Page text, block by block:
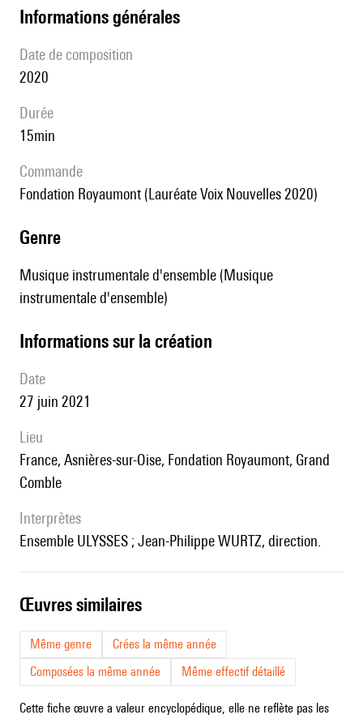
informations générales
date de composition
2020
durée
15min
Commande
Fondation Royaumont (Lauréate Voix Nouvelles 2020)
genre
Musique instrumentale d'ensemble (Musique
instrumentale d'ensemble)
informations sur la création
date
27 juin 2021
lieu
France, Asnières-sur-Oise, Fondation Royaumont, Grand
Comble
interprètes
Ensemble ULYSSES ; Jean-Philippe WURTZ, direction.
œuvres similaires
Même genre
Crées la même année
Composées la même année
Même effectif détaillé
Cette fiche œuvre a valeur encyclopédique, elle ne reflète pas les